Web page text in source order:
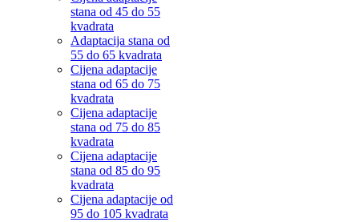
stana od 45 do 55
kvadrata
Adaptacija stana od
55 do 65 kvadrata
Cijena adaptacije
stana od 65 do 75
kvadrata
Cijena adaptacije
stana od 75 do 85
kvadrata
Cijena adaptacije
stana od 85 do 95
kvadrata
Cijena adaptacije od
95 do 105 kvadrata